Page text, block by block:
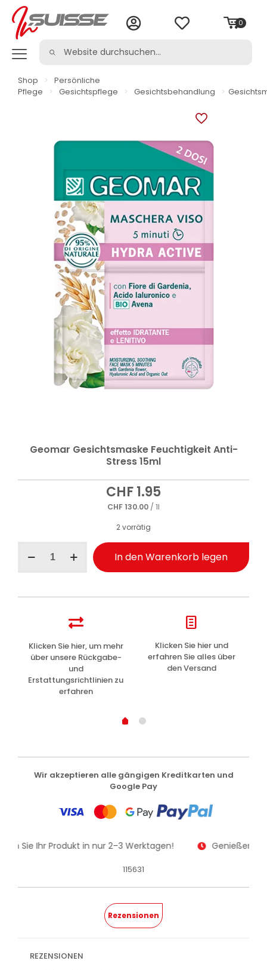
0
Shop >
Persönliche
Pflege
> Gesichtspflege > Gesichtsbehandlung >
Geomar Gesichtsmaske Feuchtigkeit Anti-
Stress 15ml
CHF1.95
CHF130.00 / 1l
2 vorrätig
Gesichtsmaske
In den Warenkorb legen
Klicken Sie hier, um mehr
über unsere Rückgabe-
und
Erstattungsrichtlinien zu
erfahren
Klicken Sie hier und
erfahren Sie alles über
den Versand
Wir akzeptieren alle gängigen Kreditkarten und
Google Pay
Sie Ihr Produkt in nur 2–3 Werktagen! Genießen
115631
Rezensionen
REZENSIONEN